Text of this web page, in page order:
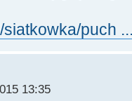
puch
13:35